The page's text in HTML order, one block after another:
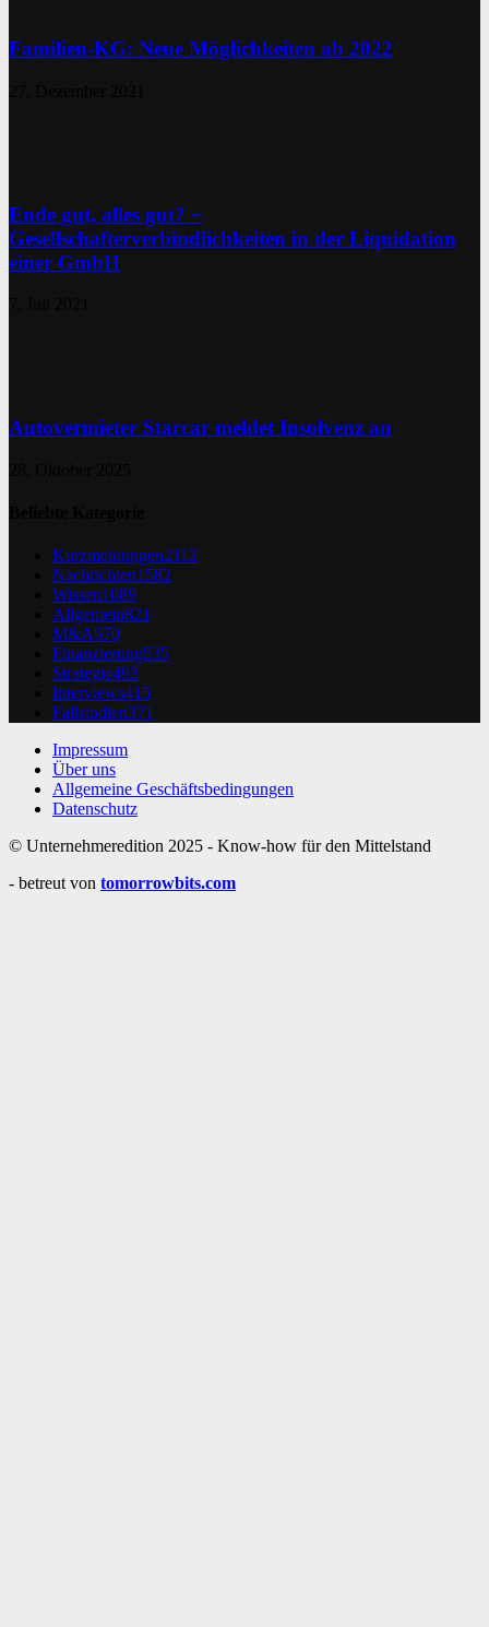
Familien-KG: Neue Möglichkeiten ab 2022
Ende gut, alles gut? −
Gesellschafterverbindlichkeiten in der Liquidation
einer GmbH
Autovermieter Starcar meldet Insolvenz an
Kurzmeldungen2112
Nachrichten1582
Wissen1089
Allgemein821
M&A570
Finanzierung535
Strategie493
Interviews415
Fallstudien371
Impressum
Über uns
Allgemeine Geschäftsbedingungen
Datenschutz
© Unternehmeredition 2025 - Know-how für den Mittelstand
- betreut von tomorrowbits.com